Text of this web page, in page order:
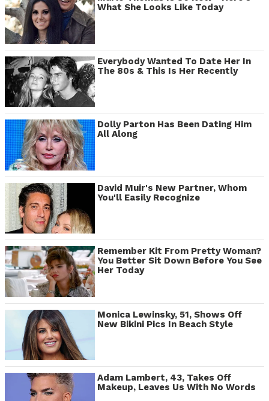
What She Looks Like Today
Everybody Wanted To Date Her In
The 80s & This Is Her Recently
Dolly Parton Has Been Dating Him
All Along
David Muir's New Partner, Whom
You'll Easily Recognize
Remember Kit From Pretty Woman?
You Better Sit Down Before You See
Her Today
Monica Lewinsky, 51, Shows Off
New Bikini Pics In Beach Style
Adam Lambert, 43, Takes Off
Makeup, Leaves Us With No Words